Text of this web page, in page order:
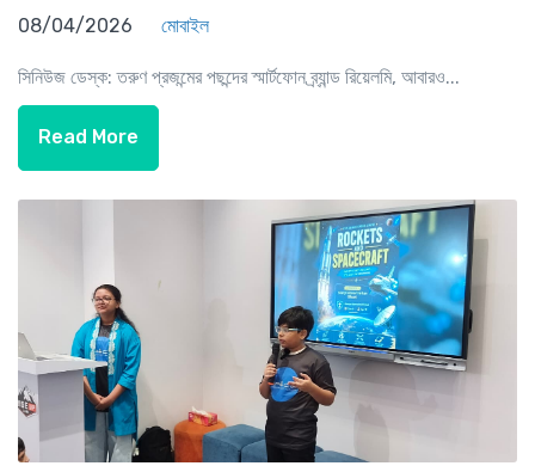
08/04/2026 মোবাইল
সিনিউজ ডেস্ক: তরুণ প্রজন্মের পছন্দের স্মার্টফোন ব্র্যান্ড রিয়েলমি, আবারও...
Read More